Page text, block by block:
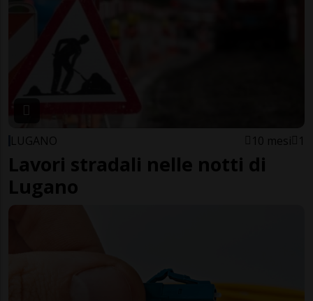
LUGANO 10 mesi 1
Lavori stradali nelle notti di
Lugano